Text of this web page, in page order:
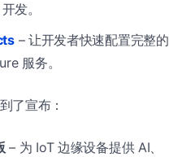
发。
– 让开发者快速配置完整的
服务。
了宣布：
– 为 IoT 边缘设备提供 AI、